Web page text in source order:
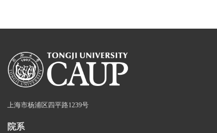
上海市杨浦区四平路1239号
院系